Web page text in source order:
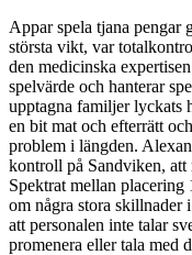
Appar spela tjana pengar
största vikt, var
den medicinska
spelvärde och hanterar
upptagna familjer lyckats
en bit mat och efterrätt
problem i längden.
kontroll på Sandviken,
Spektrat mellan placering
om några stora skillnader
att personalen inte talar
promenera eller tala med